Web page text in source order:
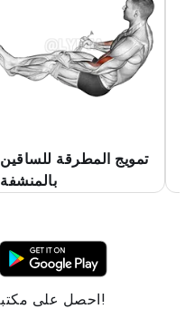
تمويج المطرقة للساقين
بالمنشفة
احصل على مكتبة التمارين في جيبك!